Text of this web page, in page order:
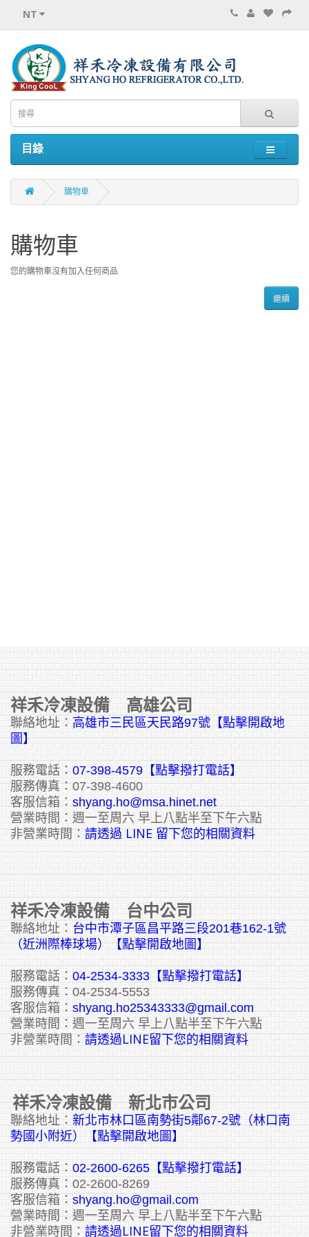
NT
目錄
購物車
購物車
您的購物車沒有加入任何商品
繼續
祥禾冷凍設備 高雄公司
聯絡地址： 高雄市三民區天民路97號【點擊開啟地
圖】
服務電話： 07-398-4579【點擊撥打電話】
服務傳真：07-398-4600
客服信箱： shyang.ho@msa.hinet.net
營業時間：週一至周六 早上八點半至下午六點
非營業時間： 請透過 LINE 留下您的相關資料
祥禾冷凍設備 台中公司
聯絡地址： 台中市潭子區昌平路三段201巷162-1號
（近洲際棒球場）【點擊開啟地圖】
服務電話： 04-2534-3333 【點擊撥打電話】
服務傳真：04-2534-5553
客服信箱： shyang.ho25343333@gmail.com
營業時間：週一至周六 早上八點半至下午六點
非營業時間： 請透過LINE留下您的相關資料
祥禾冷凍設備 新北市公司
聯絡地址： 新北市林口區南勢街5鄰67-2號（林口南
勢國小附近）【點擊開啟地圖】
服務電話： 02-2600-6265 【點擊撥打電話】
服務傳真：02-2600-8269
客服信箱： shyang.ho@gmail.com
營業時間：週一至周六 早上八點半至下午六點
非營業時間： 請透過LINE留下您的相關資料